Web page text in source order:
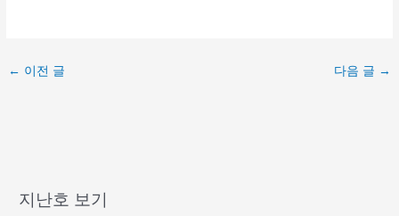
← 이전 글 다음 글 →
지난호 보기